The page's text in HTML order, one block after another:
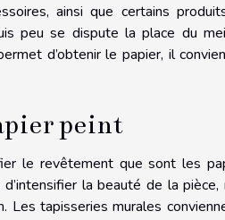
ainsi que certains
peu se dispute la place du
d’obtenir le papier, il
peint
le revêtement que sont les
la beauté de la pièce,
Les tapisseries murales